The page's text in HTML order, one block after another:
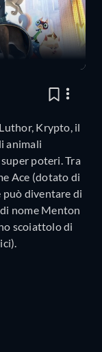
Krypto, il
animali
poteri. Tra
Ace (dotato di
può diventare di
nome Menton
scoiattolo di